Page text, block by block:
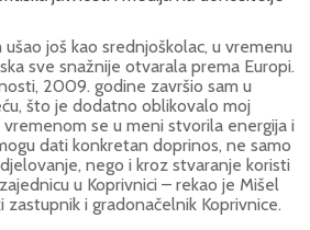
još kao srednjoškolac, u vremenu
sve snažnije otvarala prema Europi.
2009. godine završio sam u
što je dodatno oblikovalo moj
se u meni stvorila energija i
dati konkretan doprinos, ne samo
nego i kroz stvaranje koristi
u Koprivnici – rekao je Mišel
zastupnik i gradonačelnik Koprivnice.